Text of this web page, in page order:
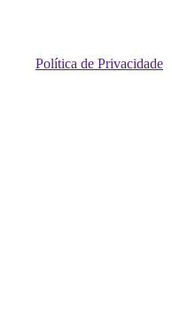
Política de Privacidade